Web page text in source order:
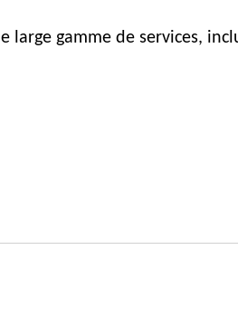
large gamme de services,